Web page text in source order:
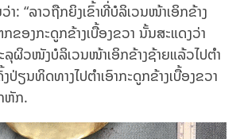
: “ລາວຖືກຍິງເຂົ້າທີ່ບໍລິເວນໜ້າເອິກຂ້າງ
ຂອງກະດູກຂ້າງເບື້ອງຂວາ ນັ້ນສະແດງວ່າ
ລຸຜິວໜັງບໍລິເວນໜ້າເອິກຂ້າງຊ້າຍແລ້ວໄປຕຳ
ປ່ຽນທິດທາງໄປຕຳເອົາກະດູກຂ້າງເບື້ອງຂວາ
ຫັກ.